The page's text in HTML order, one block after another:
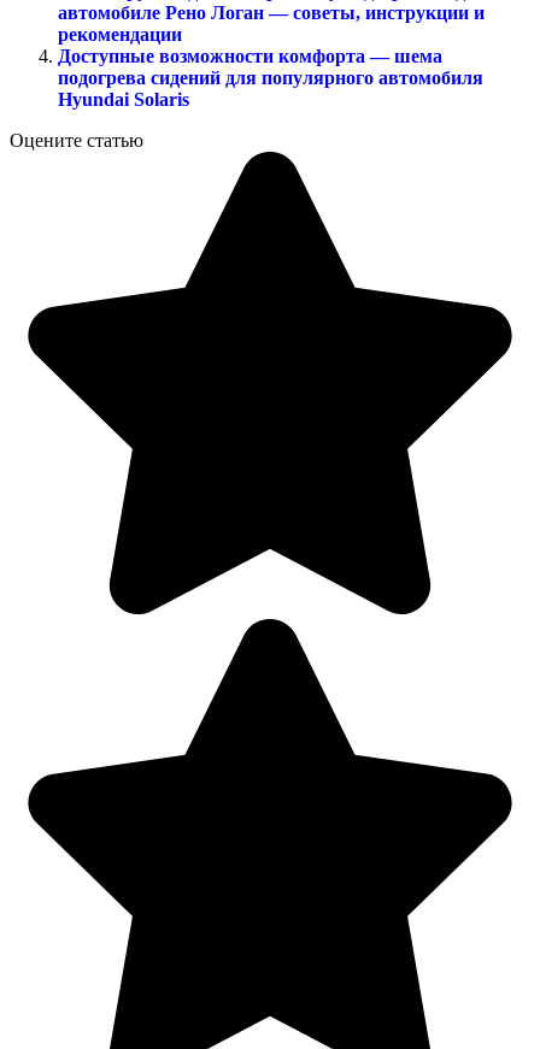
автомобиле Рено Логан — советы, инструкции и
рекомендации
Доступные возможности комфорта — шема
подогрева сидений для популярного автомобиля
Hyundai Solaris
Оцените статью